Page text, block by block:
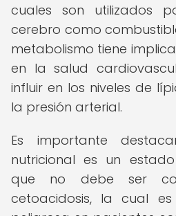
cuales son utilizados
cerebro como
metabolismo tiene
en la salud
influir en los niveles de
la presión arterial.
Es importante
nutricional es un
que no debe ser
cetoacidosis, la cual